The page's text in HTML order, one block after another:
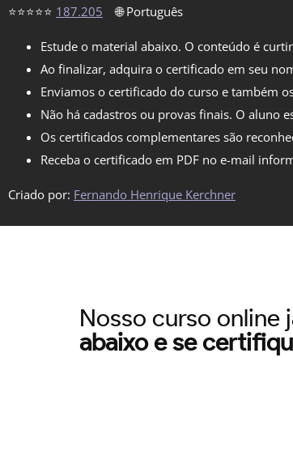
⭐⭐⭐⭐⭐ 187.205 🌐 Português
Estude o material abaixo. O conteúdo é
Ao finalizar, adquira o certificado em seu
Enviamos o certificado do curso e também
Não há cadastros ou provas finais. O aluno
Os certificados complementares são
Receba o certificado em PDF no e-mail
Criado por: Fernando Henrique Kerchner
Nosso curso online
abaixo e se